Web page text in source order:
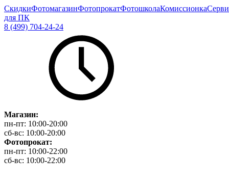
СкидкиФотомагазинФотопрокатФотошколаКомиссионка
для ПК
8 (499) 704-24-24
Магазин:
пн-пт: 10:00-20:00
сб-вс: 10:00-20:00
Фотопрокат:
пн-пт: 10:00-22:00
сб-вс: 10:00-22:00